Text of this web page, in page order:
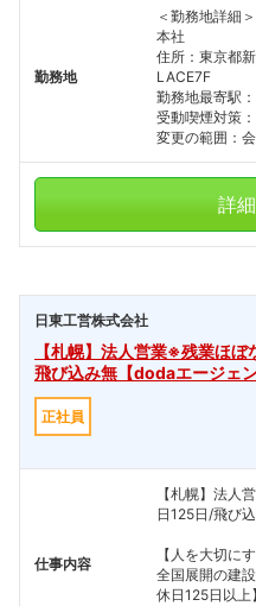
勤務地
＜勤務地詳細＞
本社
住所：東京都
LACE7F
勤務地最寄駅
受動喫煙対策
変更の範囲：
詳
日東工営株式会社
【札幌】法人営業※残業ほ
飛び込み無【dodaエージェン
正社員
仕事内容
【札幌】法人
日125日/飛び
【人を大切に
全国展開の建
休日125日以上】